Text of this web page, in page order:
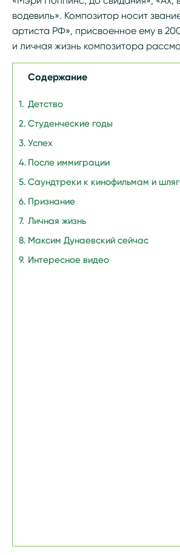
водевиль». Композитор носит
артиста РФ», присвоенное ему в
и личная жизнь композитора
Содержание
Детство
Студенческие годы
Успех
После иммиграции
Саундтреки к кинофильмам и
Признание
Личная жизнь
Максим Дунаевский сейчас
Интересное видео